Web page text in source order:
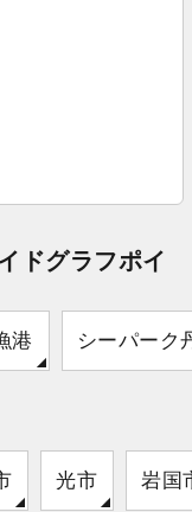
ドグラフポイ
港 シーパーク
光市 岩国